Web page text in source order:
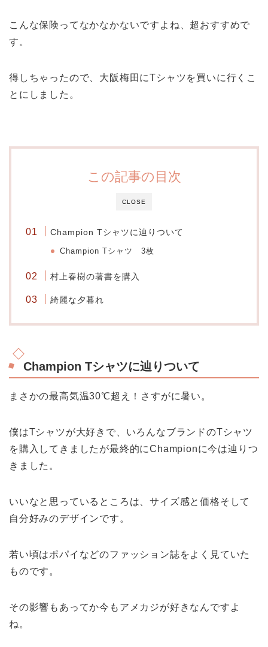
こんな保険ってなかなかないですよね、超おすすめで
す。
得しちゃったので、大阪梅田にTシャツを買いに行くこ
とにしました。
CLOSE
この記事の目次
Champion Tシャツに辿りついて
Champion Tシャツ 3枚
村上春樹の著書を購入
綺麗な夕暮れ
Champion Tシャツに辿りついて
まさかの最高気温30℃超え！さすがに暑い。
僕はTシャツが大好きで、いろんなブランドのTシャツ
を購入してきましたが最終的にChampionに今は辿りつ
きました。
いいなと思っているところは、サイズ感と価格そして
自分好みのデザインです。
若い頃はポパイなどのファッション誌をよく見ていた
ものです。
その影響もあってか今もアメカジが好きなんですよ
ね。